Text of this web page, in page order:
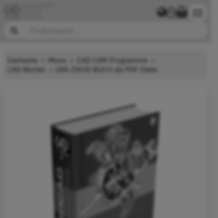
Startseite Menu
CAD CAM Programme
CAD-Bücher
DAS ZW3D BUCH als PDF-Datei